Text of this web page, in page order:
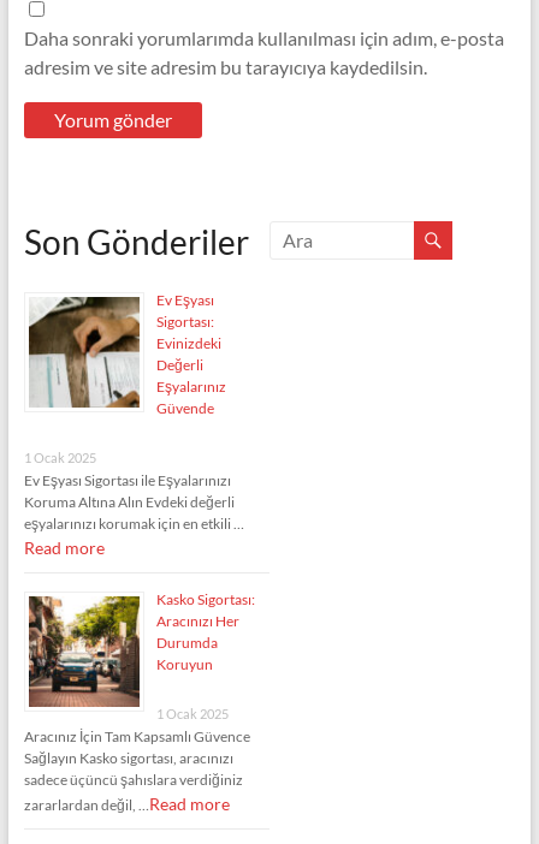
Daha sonraki yorumlarımda kullanılması için adım, e-posta
adresim ve site adresim bu tarayıcıya kaydedilsin.
Son Gönderiler
Ev Eşyası
Sigortası:
Evinizdeki
Değerli
Eşyalarınız
Güvende
1 Ocak 2025
Ev Eşyası Sigortası ile Eşyalarınızı
Koruma Altına Alın Evdeki değerli
eşyalarınızı korumak için en etkili …
Read more
Kasko Sigortası:
Aracınızı Her
Durumda
Koruyun
1 Ocak 2025
Aracınız İçin Tam Kapsamlı Güvence
Sağlayın Kasko sigortası, aracınızı
sadece üçüncü şahıslara verdiğiniz
zararlardan değil, … Read more